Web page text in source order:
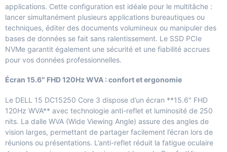
applications. Cette configuration est idéale pour le multitâche :
lancer simultanément plusieurs applications bureautiques ou
techniques, éditer des documents volumineux ou manipuler des
bases de données se fait sans ralentissement. Le SSD PCIe
NVMe garantit également une sécurité et une fiabilité accrues
pour vos données professionnelles.
Écran 15.6″ FHD 120Hz WVA : confort et ergonomie
Le DELL 15 DC15250 Core 3 dispose d’un écran **15.6″ FHD
120Hz WVA** avec technologie anti-reflet et luminosité de 250
nits. La dalle WVA (Wide Viewing Angle) assure des angles de
vision larges, permettant de partager facilement l’écran lors de
réunions ou présentations. L’anti-reflet réduit la fatigue oculaire